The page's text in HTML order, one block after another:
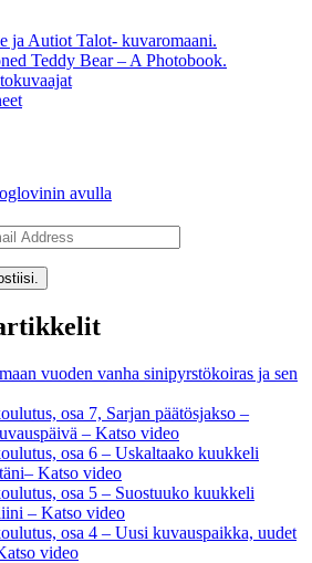
ja Autiot Talot- kuvaromaani.
Teddy Bear – A Photobook.
avulla
vuoden vanha sinipyrstökoiras ja sen
osa 7, Sarjan päätösjakso –
– Katso video
osa 6 – Uskaltaako kuukkeli
Katso video
osa 5 – Suostuuko kuukkeli
– Katso video
osa 4 – Uusi kuvauspaikka, uudet
video